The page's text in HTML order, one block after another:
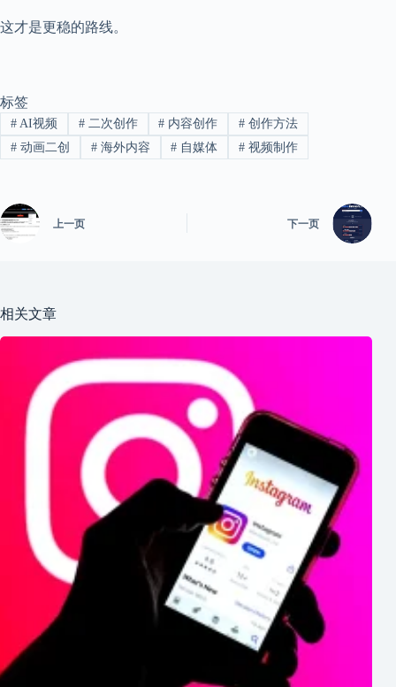
这才是更稳的路线。
标签
#AI视频 #二次创作 # 内容创作 # 创作方法
#动画二创 #海外内容 # 自媒体 # 视频制作
上一页 下一页
相关文章